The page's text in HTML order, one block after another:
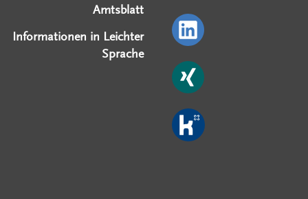
Amtsblatt
Informationen in Leichter
Sprache